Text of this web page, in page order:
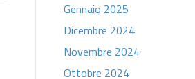
Gennaio 2025
Dicembre 2024
Novembre 2024
Ottobre 2024